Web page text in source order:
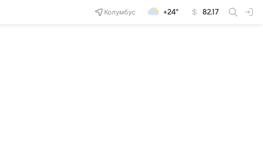
Колумбус +24° 82.17